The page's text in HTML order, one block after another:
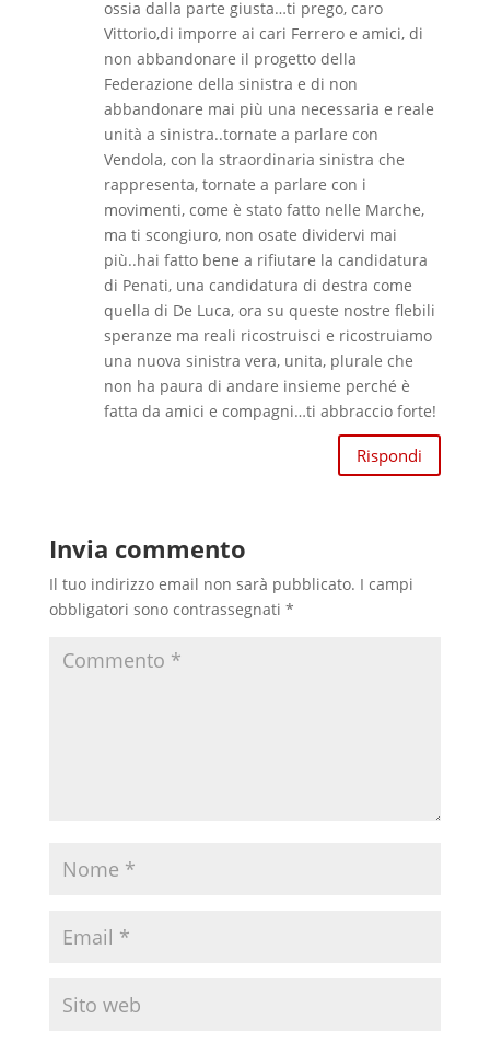
ossia dalla parte giusta…ti prego, caro
Vittorio,di imporre ai cari Ferrero e amici, di
non abbandonare il progetto della
Federazione della sinistra e di non
abbandonare mai più una necessaria e reale
unità a sinistra..tornate a parlare con
Vendola, con la straordinaria sinistra che
rappresenta, tornate a parlare con i
movimenti, come è stato fatto nelle Marche,
ma ti scongiuro, non osate dividervi mai
più..hai fatto bene a rifiutare la candidatura
di Penati, una candidatura di destra come
quella di De Luca, ora su queste nostre flebili
speranze ma reali ricostruisci e ricostruiamo
una nuova sinistra vera, unita, plurale che
non ha paura di andare insieme perché è
fatta da amici e compagni…ti abbraccio forte!
Rispondi
Invia commento
Il tuo indirizzo email non sarà pubblicato. I campi
obbligatori sono contrassegnati *